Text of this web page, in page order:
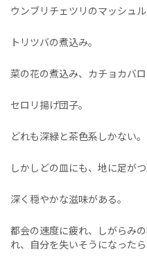
ウンブリチェツリのマッシュル
トリツバの煮込み。
菜の花の煮込み、カチョカバロ
セロリ揚げ団子。
どれも深緑と茶色系しかない。
しかしどの皿にも、地に足が
深く穏やかな滋味がある。
都会の速度に疲れ、しがらみ
れ、自分を失いそうになったら